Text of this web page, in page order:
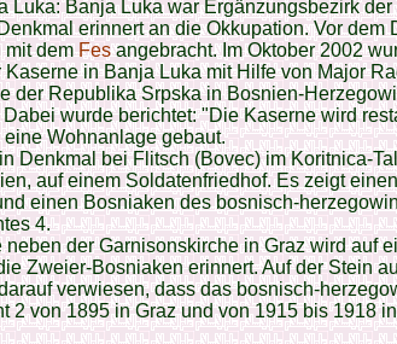
Luka: Banja Luka war Ergänzungsbezirk
erinnert an die Okkupation. Vor dem
mit demFesangebracht. Im Oktober 2002
in Banja Luka mit Hilfe von Major
der Republika Srpska in Bosnien-
wurde berichtet: "Die Kaserne wird
Wohnanlage gebaut.
Denkmal bei Flitsch (Bovec) im Koritnica-
auf einem Soldatenfriedhof. Es zeigt einen
einen Bosniaken des bosnisch-
4.
neben der Garnisonskirche in Graz wird auf
Zweier-Bosniaken erinnert. Auf der Stein
verwiesen, dass das bosnisch-
2 von 1895 in Graz und von 1915 bis 1918